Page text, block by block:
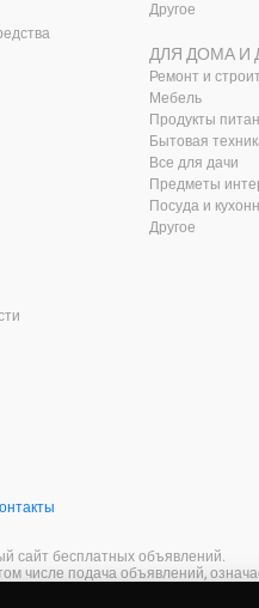
Другое
ДЛЯ ДОМА И
Ремонт и
Мебель
Продукты
Бытовая
Все для дачи
Предметы
Посуда и
Другое
сайт бесплатных объявлений.
числе подача объявлений,